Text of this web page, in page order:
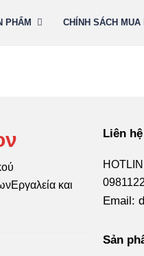
PHẨM CHÍNH SÁCH MUA
και
Liên
Email:
Sản